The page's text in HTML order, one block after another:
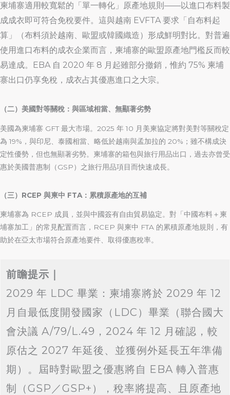
柬埔寨適用較寬鬆的「單一轉化」原產地規則——以進口布料製
成成衣即可符合免稅要件。這與越南 EVFTA 要求「自布料起
算」（布料須於越南、歐盟或韓國織造）形成鮮明對比。對普遍
使用進口布料的成衣企業而言，柬埔寨的歐盟原產地門檻反而較
易達成。EBA 自 2020 年 8 月起雖部分撤銷，惟約 75% 柬埔
寨出口仍享免稅，成衣占其優惠進口之大宗。
（二）美國對等關稅：與區域相當、無顯著劣勢
美國為柬埔寨 GFT 最大市場。2025 年 10 月美柬協定將對美對等關稅定
為 19%，與印尼、泰國相當、略低於越南與孟加拉的 20%；雖不構成決
定性優勢，但也無顯著劣勢。柬埔寨的箱包與旅行用品出口，過去亦曾受
惠於美國普惠制（GSP）之旅行用品項目而快速成長。
（三）RCEP 與柬中 FTA：累積原產地的互補
柬埔寨為 RCEP 成員，並與中國簽有自由貿易協定。對「中國布料＋柬
埔寨加工」的常見配置而言，RCEP 與柬中 FTA 的累積原產地規則，有
助於在亞太市場符合原產地要件、取得優惠稅率。
前瞻提示｜
2029 年 LDC 畢業：柬埔寨將於 2029 年 12
月自最低度開發國家（LDC）畢業（聯合國大
會決議 A/79/L.49，2024 年 12 月確認，較
原估之 2027 年延後、並獲例外延長五年準備
期）。屆時對歐盟之優惠將自 EBA 轉入普惠
制（GSP／GSP+），稅率將提高、且原產地